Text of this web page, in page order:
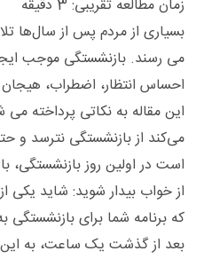
زمان مطالعه تقریبی: 3 دقیقه
بسیاری از مردم پس از سال‌ها
می‌ رسند. بازنشستگی موجب
احساس انتظار، اضطراب،
این مقاله به نکاتی پرداخته
می‌کند از بازنشستگی نترسد و
است در اولین روز
از خواب بیدار شوید: شاید
که برنامه شما برای
بعد از گذشت یک ساعت، به این